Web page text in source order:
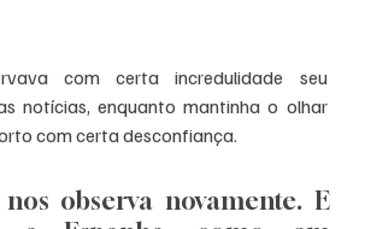
com certa incredulidade seu
notícias, enquanto mantinha o olhar
com certa desconfiança.
observa novamente. E